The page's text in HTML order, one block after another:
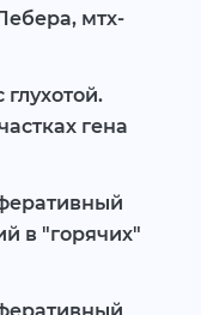
мтх-
гена
в "горячих"